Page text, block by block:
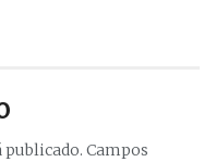
publicado. Campos